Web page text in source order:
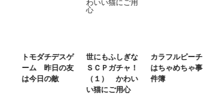
トモダチデスゲ
ーム 昨日の友
は今日の敵
世にもふしぎな
ＳＣＰガチャ！
（１） かわい
い猫にご用心
カラフルピーチ
はちゃめちゃ事
件簿